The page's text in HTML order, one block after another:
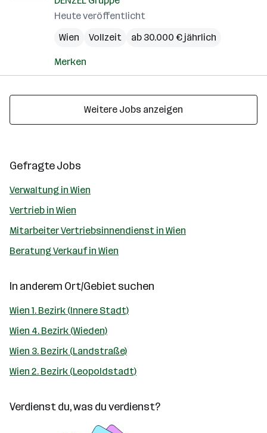
Heute veröffentlicht
Wien
Vollzeit ab 30.000 € jährlich
Merken
Weitere Jobs anzeigen
Gefragte Jobs
Verwaltung in Wien
Vertrieb in Wien
Mitarbeiter Vertriebsinnendienst in Wien
Beratung Verkauf in Wien
In anderem Ort/Gebiet suchen
Wien 1. Bezirk (Innere Stadt)
Wien 4. Bezirk (Wieden)
Wien 3. Bezirk (Landstraße)
Wien 2. Bezirk (Leopoldstadt)
Verdienst du, was du verdienst?